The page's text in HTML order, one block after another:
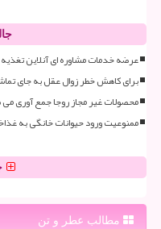
عرضه خدمات مشاوره ای آنلاین تغذیه
برای کاهش خطر زوال عقل به جای
محصولات غیر مجاز روجا جمع آوری
ممنوعیت ورود حیوانات خانگی به
مطالب عطر و تن